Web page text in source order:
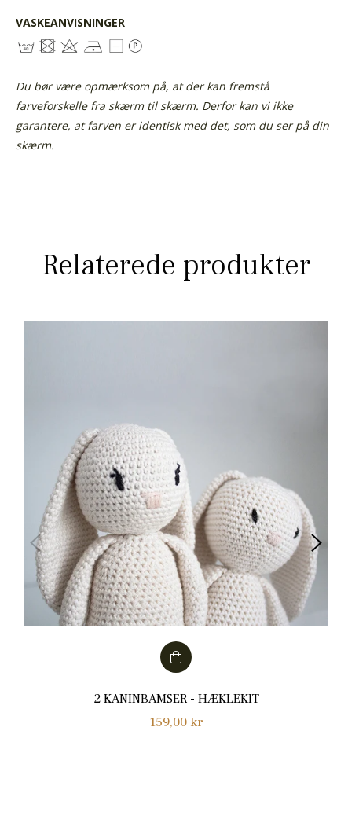
VASKEANVISNINGER
Du bør være opmærksom på, at der kan fremstå
farveforskelle fra skærm til skærm. Derfor kan vi ikke
garantere, at farven er identisk med det, som du ser på din
skærm.
Relaterede produkter
2 KANINBAMSER - HÆKLEKIT
Normalpris
159,00 kr